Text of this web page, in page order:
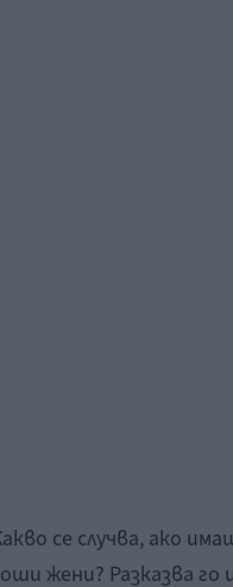
се случва, ако
жени? Разказва го